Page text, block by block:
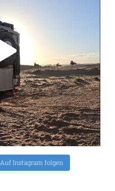
Auf Instagram folgen